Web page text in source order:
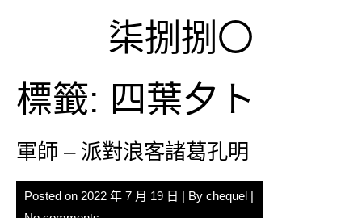
柒捌捌〇
標籤: 四葉夕ト
軍師 – 派對浪客諸葛孔明
Posted on 2022 年 7 月 19 日 | By chequel |